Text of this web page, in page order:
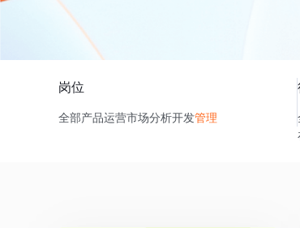
岗位
全部产品运营市场分析开发管理